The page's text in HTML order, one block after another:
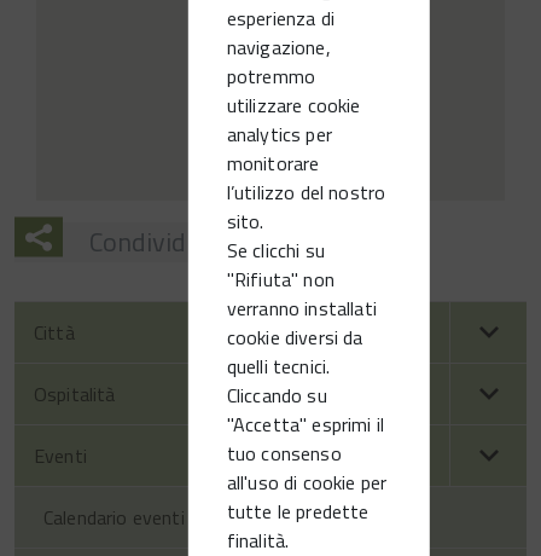
esperienza di
navigazione,
potremmo
utilizzare cookie
analytics per
monitorare
l’utilizzo del nostro
sito.
Se clicchi su
"Rifiuta" non
verranno installati
cookie diversi da
quelli tecnici.
Cliccando su
"Accetta" esprimi il
tuo consenso
all'uso di cookie per
tutte le predette
finalità.
Condividi
Città
Ospitalità
Eventi
Calendario eventi territorio